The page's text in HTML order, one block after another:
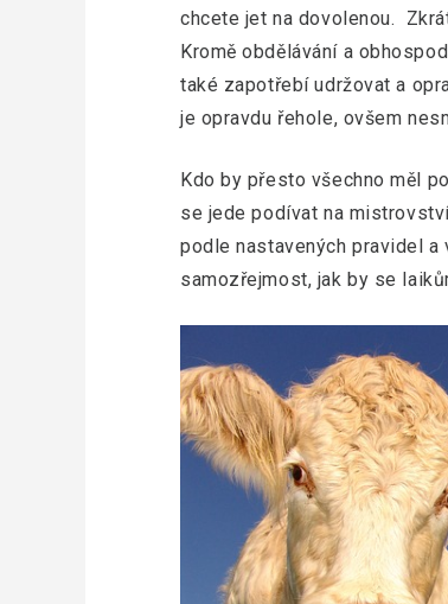
chcete jet na dovolenou.
Kromě obdělávání a
také zapotřebí udržovat a
je opravdu řehole, ovšem
Kdo by přesto všechno měl
se jede podívat na
podle nastavených pravidel a
samozřejmost, jak by se